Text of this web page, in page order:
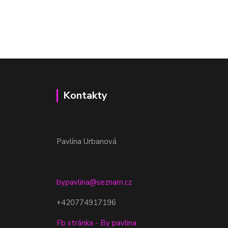
Kontakty
Pavlína Urbanová
bypavlina@seznam.cz
+420774917196
Fb stránka - By pavlina